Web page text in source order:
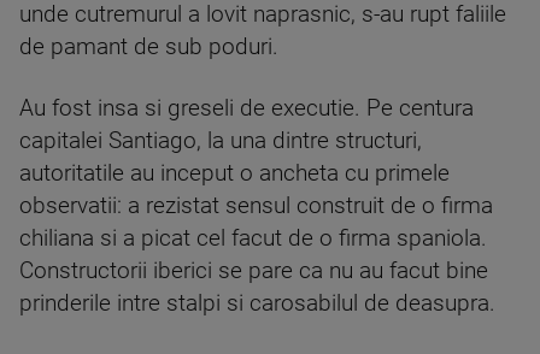
unde cutremurul a lovit naprasnic, s-au rupt faliile
de pamant de sub poduri.
Au fost insa si greseli de executie. Pe centura
capitalei Santiago, la una dintre structuri,
autoritatile au inceput o ancheta cu primele
observatii: a rezistat sensul construit de o firma
chiliana si a picat cel facut de o firma spaniola.
Constructorii iberici se pare ca nu au facut bine
prinderile intre stalpi si carosabilul de deasupra.